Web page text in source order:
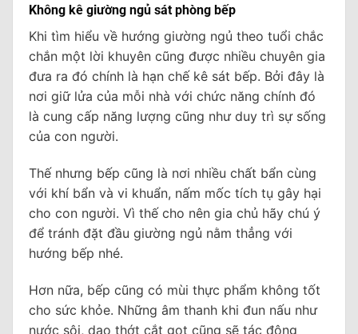
Không kê giường ngủ sát phòng bếp
Khi tìm hiểu về hướng giường ngủ theo tuổi chắc
chắn một lời khuyên cũng được nhiều chuyên gia
đưa ra đó chính là hạn chế kê sát bếp. Bởi đây là
nơi giữ lửa của mỗi nhà với chức năng chính đó
là cung cấp năng lượng cũng như duy trì sự sống
của con người.
Thế nhưng bếp cũng là nơi nhiều chất bẩn cùng
với khí bẩn và vi khuẩn, nấm mốc tích tụ gây hại
cho con người. Vì thế cho nên gia chủ hãy chú ý
để tránh đặt đầu giường ngủ nằm thẳng với
hướng bếp nhé.
Hơn nữa, bếp cũng có mùi thực phẩm không tốt
cho sức khỏe. Những âm thanh khi đun nấu như
nước sôi, dao thớt cắt gọt cũng sẽ tác động